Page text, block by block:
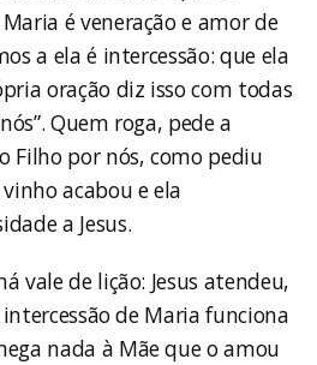
é veneração e amor de
a ela é intercessão: que ela
oração diz isso com todas
Quem roga, pede a
Filho por nós, como pediu
acabou e ela
a Jesus.
vale de lição: Jesus atendeu,
de Maria funciona
nada à Mãe que o amou